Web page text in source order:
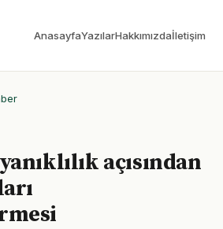
AnasayfaYazılarHakkımızdaİletişim
açısından